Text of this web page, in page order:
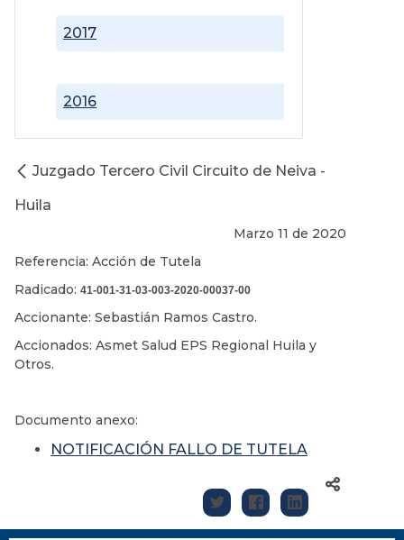
2016
2017
Juzgado Tercero Civil Circuito de Neiva -
Huila
Marzo 11 de 2020
Referencia: Acción de Tutela
Radicado: 41-001-31-03-003-2020-00037-00
Accionante: Sebastián Ramos Castro.
Accionados: Asmet Salud EPS Regional Huila y
Otros.
Documento anexo:
NOTIFICACIÓN FALLO DE TUTELA